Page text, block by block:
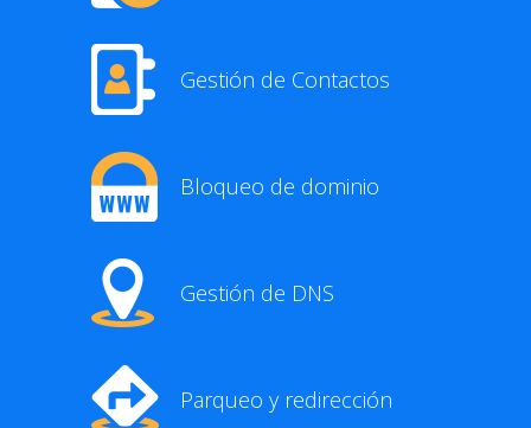
Gestión de Contactos
Bloqueo de dominio
Gestión de DNS
Parqueo y redirección